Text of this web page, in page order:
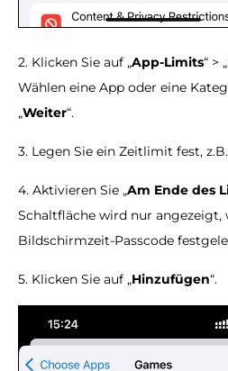
2. Klicken Sie auf „App-Limits“ > „
Wählen eine App oder eine
„Weiter“.
3. Legen Sie ein Zeitlimit fest,
4. Aktivieren Sie „Am Ende des
Schaltfläche wird nur angezeigt,
Bildschirmzeit-Passcode
5. Klicken Sie auf „Hinzufügen“.